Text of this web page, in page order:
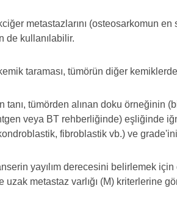
metastazlarını (osteosarkomun en
de kullanılabilir.
taraması, tümörün diğer kemiklerde
tanı, tümörden alınan doku örneğinin
veya BT rehberliğinde) eşliğinde
fibroblastik vb.) ve
yayılım derecesini belirlemek
metastaz varlığı (M) kriterlerine